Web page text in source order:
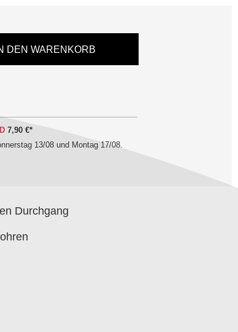
DEN WARENKORB
7,90 €*
13/08 und Montag 17/08
Durchgang